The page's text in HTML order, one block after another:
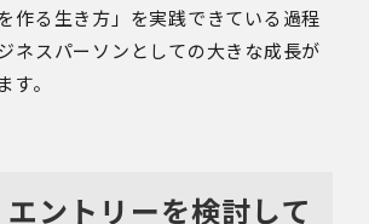
作る生き方」を実践できている過程
ネスパーソンとしての大きな成長が
す。
ントリーを検討して